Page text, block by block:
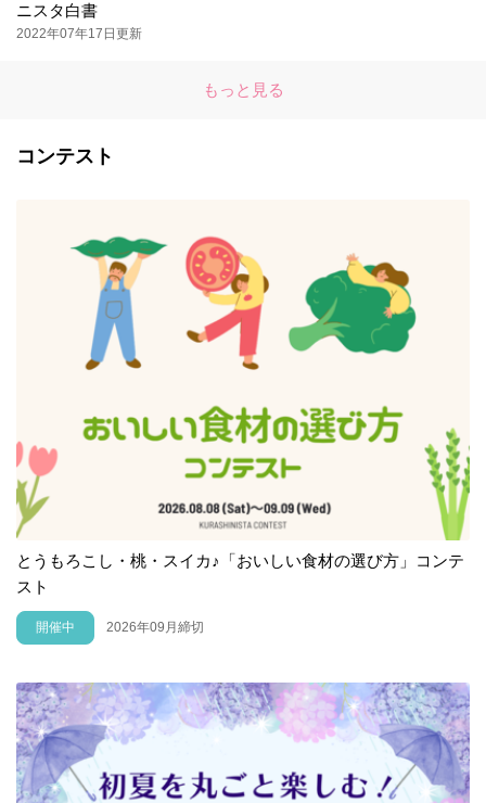
ニスタ白書
2022年07年17日更新
もっと見る
コンテスト
とうもろこし・桃・スイカ♪「おいしい食材の選び方」コンテ
スト
開催中 2026年09月締切